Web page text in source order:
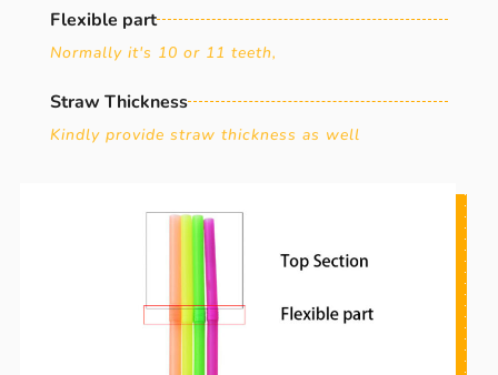
Flexible part
Normally it's 10 or 11 teeth,
Straw Thickness
Kindly provide straw thickness as well